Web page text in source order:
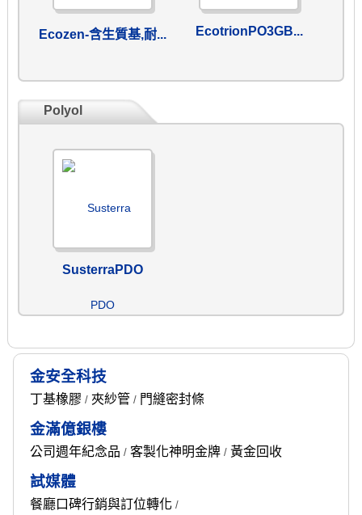
Ecozen-含生質基,耐... EcotrionPO3GB...
Polyol
SusterraPDO
金安全科技
丁基橡膠 / 夾紗管 / 門縫密封條
金滿億銀樓
公司週年紀念品 / 客製化神明金牌/ 黃金回收
試媒體
餐廳口碑行銷與訂位轉化/